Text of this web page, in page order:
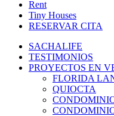
Rent
Tiny Houses
RESERVAR CITA
SACHALIFE
TESTIMONIOS
PROYECTOS EN
FLORIDA
QUIOCTA